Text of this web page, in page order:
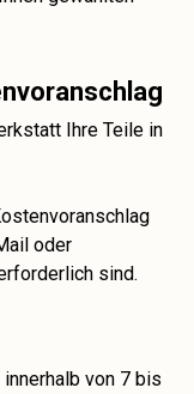
Ihre Teile in
oder
sind.
von 7 bis